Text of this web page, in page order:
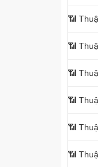
📶
📶
📶
📶
📶
📶